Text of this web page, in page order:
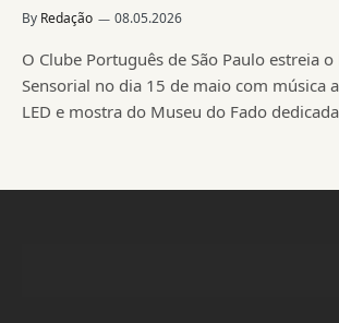
By Redação 08.05.2026
O Clube Português de São Paulo estreia
Sensorial no dia 15 de maio com música
LED e mostra do Museu do Fado